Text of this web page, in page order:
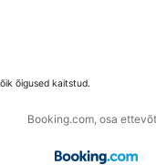
õigused kaitstud.
Booking.com, osa